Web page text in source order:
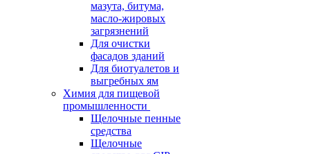
мазута, битума,
масло-жировых
загрязнений
Для очистки
фасадов зданий
Для биотуалетов и
выгребных ям
Химия для пищевой
промышленности
Щелочные пенные
средства
Щелочные